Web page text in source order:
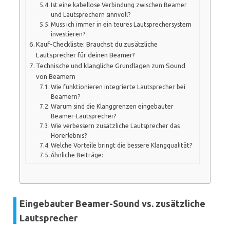
Ist eine kabellose Verbindung zwischen Beamer
und Lautsprechern sinnvoll?
Muss ich immer in ein teures Lautsprechersystem
investieren?
Kauf-Checkliste: Brauchst du zusätzliche
Lautsprecher für deinen Beamer?
Technische und klangliche Grundlagen zum Sound
von Beamern
Wie funktionieren integrierte Lautsprecher bei
Beamern?
Warum sind die Klanggrenzen eingebauter
Beamer-Lautsprecher?
Wie verbessern zusätzliche Lautsprecher das
Hörerlebnis?
Welche Vorteile bringt die bessere Klangqualität?
Ähnliche Beiträge:
Eingebauter Beamer-Sound vs. zusätzliche
Lautsprecher